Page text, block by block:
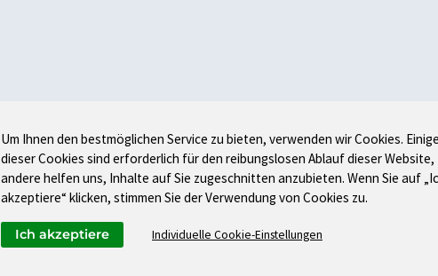
Um Ihnen den bestmöglichen Service zu bieten, verwenden wir Cookies.
dieser Cookies sind erforderlich für den reibungslosen Ablauf dieser Website,
andere helfen uns, Inhalte auf Sie zugeschnitten anzubieten. Wenn Sie auf
akzeptiere“ klicken, stimmen Sie der Verwendung von Cookies zu.
Individuelle Cookie-Einstellungen
Ich akzeptiere